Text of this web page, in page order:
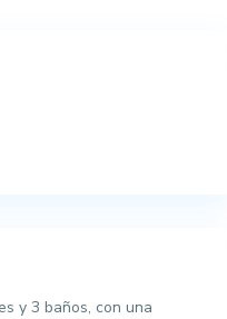
y 3 baños, con una